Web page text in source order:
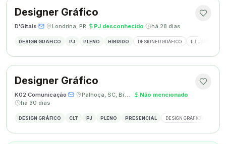
Designer Gráfico
D'Gitais· · Londrina, PR· PJ desconhecido· há 28 dias
DESIGN GRÁFICO PJ PLENO HÍBRIDO DESIGNER GRÁFICO ILLUSTRATOR
Designer Gráfico
K02 Comunicação· · Palhoça, SC, Brasil · Não mencionado·
há 30 dias
DESIGN GRÁFICO CLT PJ PLENO PRESENCIAL DESIGN GRÁFICO